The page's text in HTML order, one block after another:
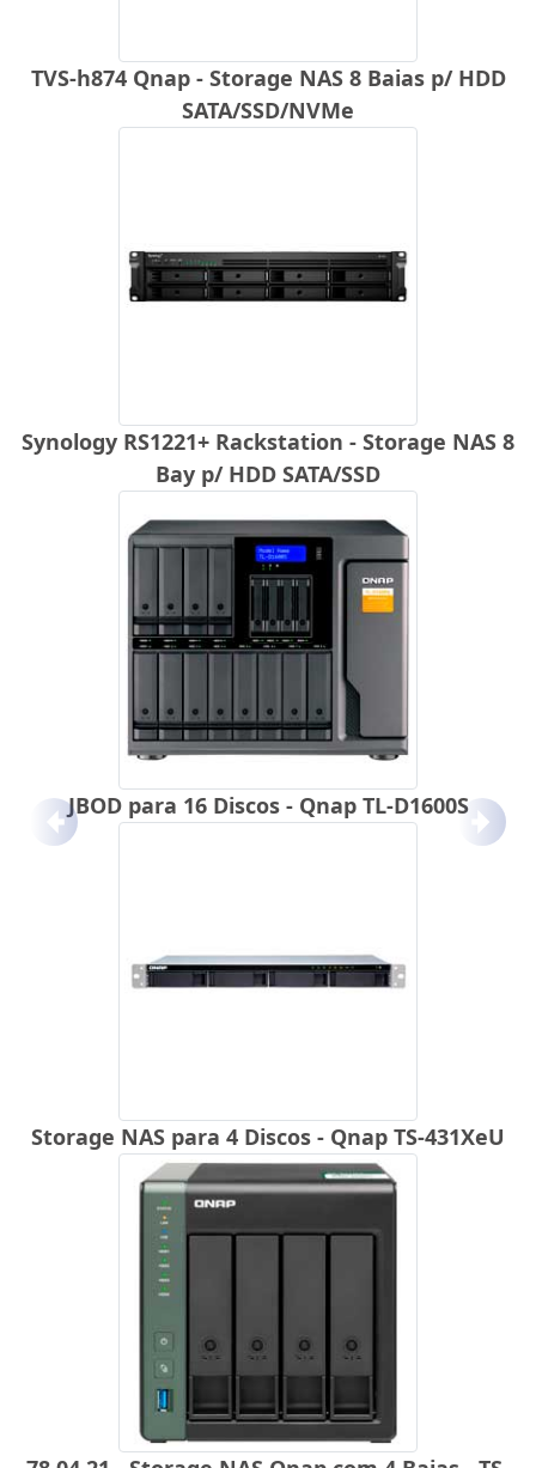
TVS-h874 Qnap - Storage NAS 8 Baias p/ HDD
SATA/SSD/NVMe
Synology RS1221+ Rackstation - Storage NAS 8
Bay p/ HDD SATA/SSD
JBOD para 16 Discos - Qnap TL-D1600S
Storage NAS para 4 Discos - Qnap TS-431XeU
Anterior